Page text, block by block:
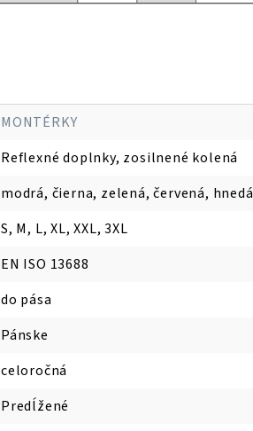
MONTÉRKY
Reflexné doplnky, zosilnené kolená
modrá, čierna, zelená, červená, hnedá
S, M, L, XL, XXL, 3XL
EN ISO 13688
do pása
Pánske
celoročná
Predĺžené